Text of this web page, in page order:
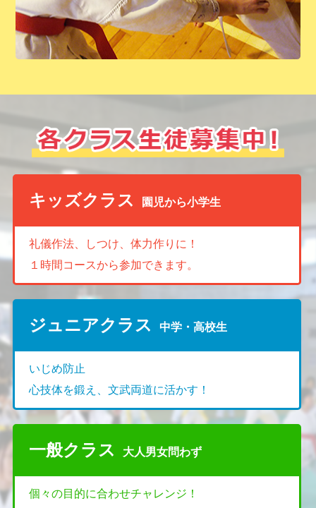
キッズクラス 園児から小学生
礼儀作法、しつけ、体力作りに！
１時間コースから参加できます。
ジュニアクラス 中学・高校生
いじめ防止
心技体を鍛え、文武両道に活かす！
一般クラス 大人男女問わず
個々の目的に合わせチャレンジ！